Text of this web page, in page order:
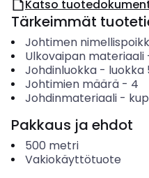
Katso
Tärkeimmät
Johtimen
Ulkovaipan materiaali
Johdinluokka- luokka
Johtimien määrä- 4
Johdinmateriaali-
Pakkaus ja ehdot
500 metri
Vakiokäyttötuote